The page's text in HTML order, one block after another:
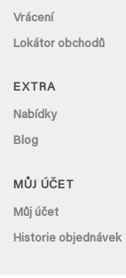
Vrácení
Lokátor obchodů
EXTRA
Nabídky
Blog
MŮJ ÚČET
Můj účet
Historie objednávek